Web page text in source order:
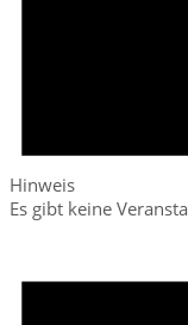
Hinweis
Es gibt keine